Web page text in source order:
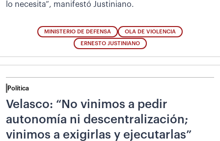
lo necesita”, manifestó Justiniano.
MINISTERIO DE DEFENSA OLA DE VIOLENCIA
ERNESTO JUSTINIANO
Política
Velasco: “No vinimos a pedir
autonomía ni descentralización;
vinimos a exigirlas y ejecutarlas”